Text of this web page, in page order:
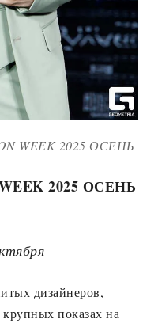
WEEK 2025 ОСЕНЬ
2025 ОСЕНЬ
дизайнеров,
показах на